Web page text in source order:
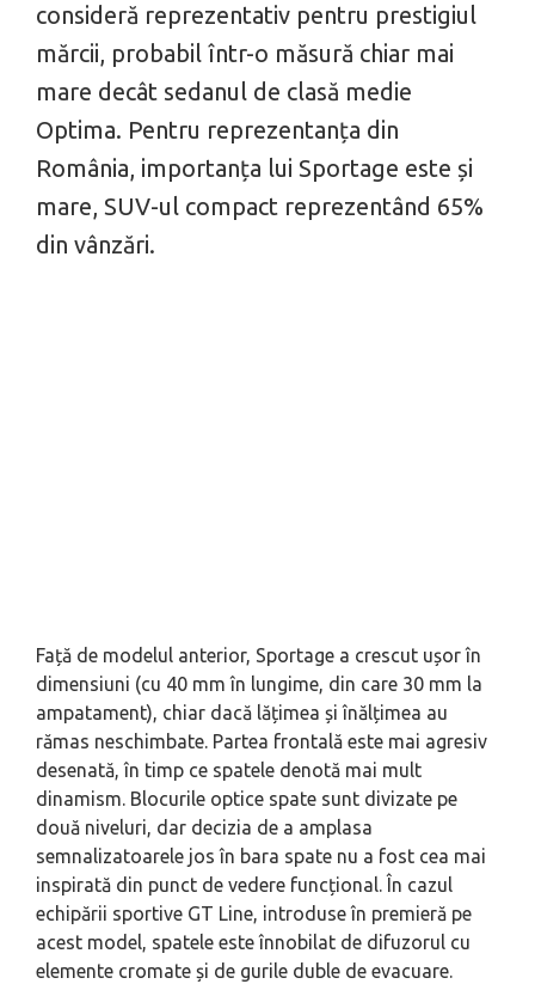
consideră reprezentativ pentru prestigiul
mărcii, probabil într-o măsură chiar mai
mare decât sedanul de clasă medie
Optima. Pentru reprezentanța din
România, importanța lui Sportage este și
mare, SUV-ul compact reprezentând 65%
din vânzări.
Față de modelul anterior, Sportage a crescut ușor în
dimensiuni (cu 40 mm în lungime, din care 30 mm la
ampatament), chiar dacă lățimea și înălțimea au
rămas neschimbate. Partea frontală este mai agresiv
desenată, în timp ce spatele denotă mai mult
dinamism. Blocurile optice spate sunt divizate pe
două niveluri, dar decizia de a amplasa
semnalizatoarele jos în bara spate nu a fost cea mai
inspirată din punct de vedere funcțional. În cazul
echipării sportive GT Line, introduse în premieră pe
acest model, spatele este înnobilat de difuzorul cu
elemente cromate și de gurile duble de evacuare.